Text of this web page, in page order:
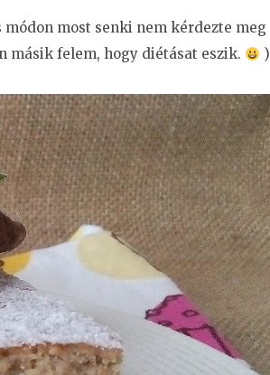
most senki nem kérdezte meg
másik felem, hogy diétásat eszik.
)